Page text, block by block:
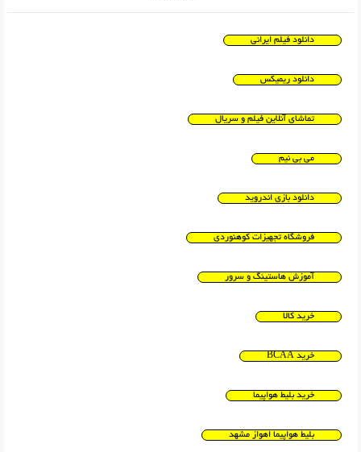
دانلود فیلم ایرانی
دانلود ریمیکس
تماشای آنلاین فیلم و سریال
می بی نیم
دانلود بازی اندروید
فروشگاه تجهیزات کوهنوردی
آموزش هاستینگ و سرور
خرید کالا
خرید BCAA
خرید بلیط هواپیما
بلیط هواپیما اهواز مشهد